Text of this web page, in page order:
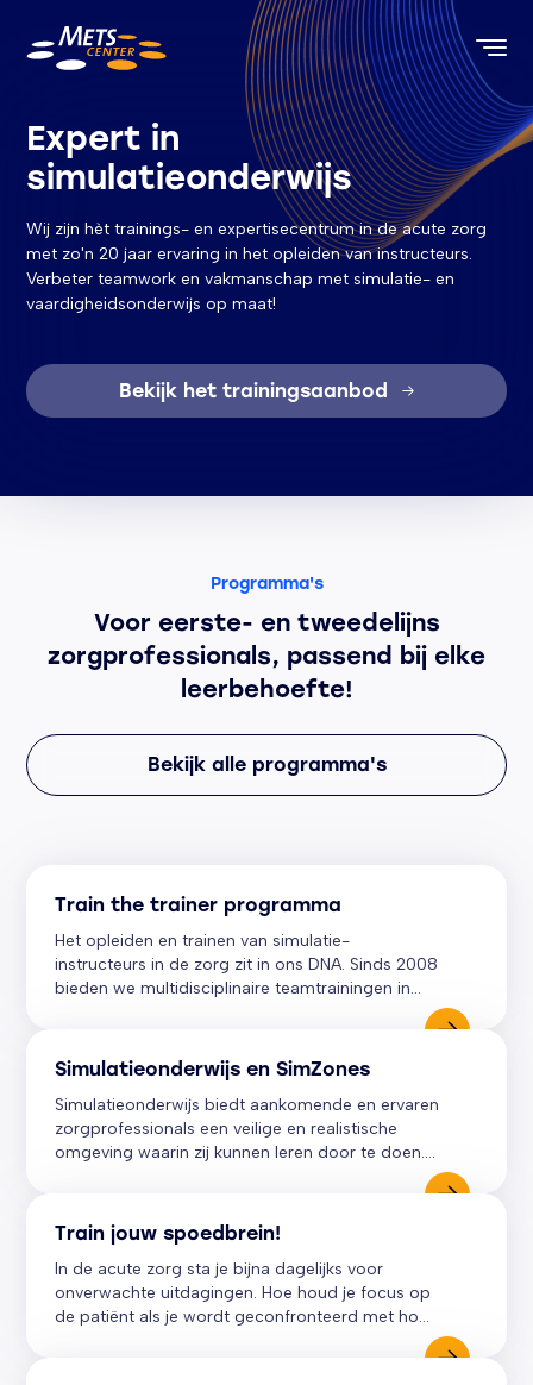
METS Center, terug naar de homepagina
Expert in
simulatieonderwijs
Wij zijn hèt trainings- en expertisecentrum in de acute zorg
met zo'n 20 jaar ervaring in het opleiden van instructeurs.
Verbeter teamwork en vakmanschap met simulatie- en
vaardigheidsonderwijs op maat!
Bekijk het trainingsaanbod
Programma's
Voor eerste- en tweedelijns
zorgprofessionals, passend bij elke
leerbehoefte!
Bekijk alle programma's
Train the trainer programma
Het opleiden en trainen van simulatie-
instructeurs in de zorg zit in ons DNA. Sinds 2008
bieden we multidisciplinaire teamtrainingen in
technische vaardigheden met als uitgangspunt:
het vergroten van de patiëntveiligheid.
Simulatieonderwijs en SimZones
Simulatieonderwijs biedt aankomende en ervaren
zorgprofessionals een veilige en realistische
omgeving waarin zij kunnen leren door te doen.
Door realistische praktijksituaties na te bootsen,
kunnen deelnemers hun vaardigheden oefenen,
de samenwerking versterken en feedback
ontvangen zonder risico voor de patiënt. Zo
groei je in vakbekwaamheid en draag je bij aan
een betere teamprestatie.
Train jouw spoedbrein!
In de acute zorg sta je bijna dagelijks voor
onverwachte uitdagingen. Hoe houd je focus op
de patiënt als je wordt geconfronteerd met hoge